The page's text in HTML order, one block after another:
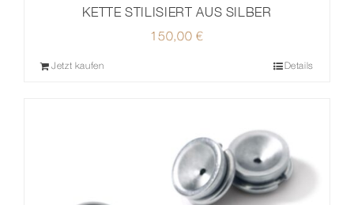
KETTE STILISIERT AUS SILBER
150,00 €
Jetzt kaufen Details